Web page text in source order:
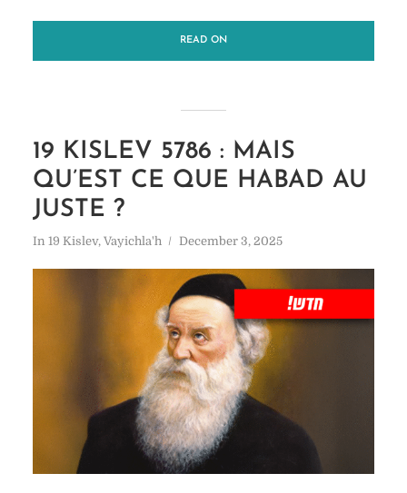
READ ON
19 KISLEV 5786 : MAIS
QU’EST CE QUE HABAD AU
JUSTE ?
In 19 Kislev, Vayichla'h December 3, 2025